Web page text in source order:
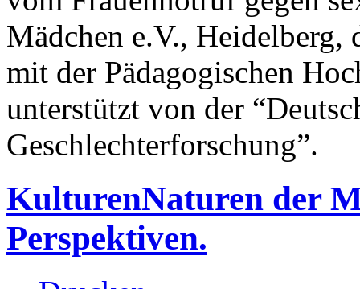
Mädchen e.V.,
mit der Pädagogischen
unterstützt von der
Geschlechterforschung”.
KulturenNaturen der
Perspektiven.